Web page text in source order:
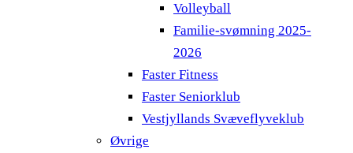
Volleyball
Familie-svømning 2025-
2026
Faster Fitness
Faster Seniorklub
Vestjyllands Svæveflyveklub
Øvrige